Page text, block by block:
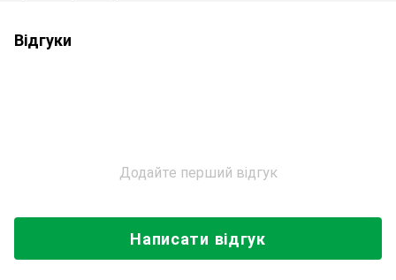
Відгуки
Додайте перший відгук
Написати відгук